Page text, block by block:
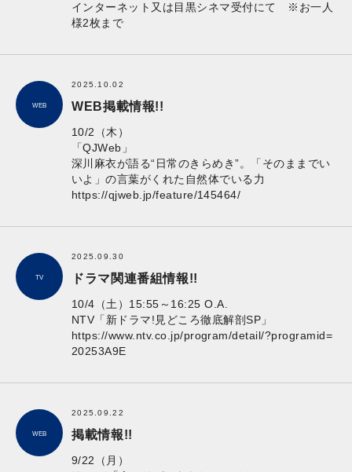
インターネット又は目黒シネマ受付にて ※お一人
様2枚まで
WEB
2025.10.02
WEB掲載情報!!
10/2（木）
「QJWeb」
深川麻衣が語る“日常のきらめき”。「そのままでい
いよ」の言葉がくれた自然体でいる力
https://qjweb.jp/feature/145464/
TV
2025.09.30
ドラマ関連番組情報!!
10/4（土）15:55～16:25 O.A.
NTV「新ドラマ!見どころ徹底解剖SP」
https://www.ntv.co.jp/program/detail/?programid=
20253A9E
WEB
2025.09.22
掲載情報!!
9/22（月）